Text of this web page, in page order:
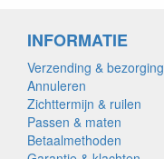
INFORMATIE
Verzending & bezorging
Annuleren
Zichttermijn & ruilen
Passen & maten
Betaalmethoden